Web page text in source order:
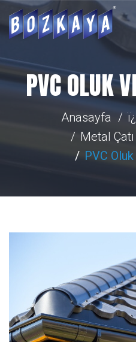
PVC OLUK
Anasayfa
Metal
PVC